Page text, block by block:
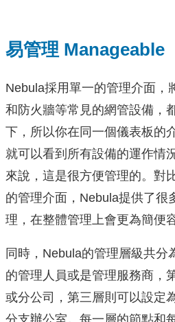
易管理 Manageable
Nebula採用單一的管理介面，
和防火牆等常見的網管設備，
下，所以你在同一個儀表板的
就可以看到所有設備的運作情
來說，這是很方便管理的。對
的管理介面，Nebula提供了很
理，在整體管理上會更為簡便
同時，Nebula的管理層級共分
的管理人員或是管理服務商，
或分公司，第三層則可以設定